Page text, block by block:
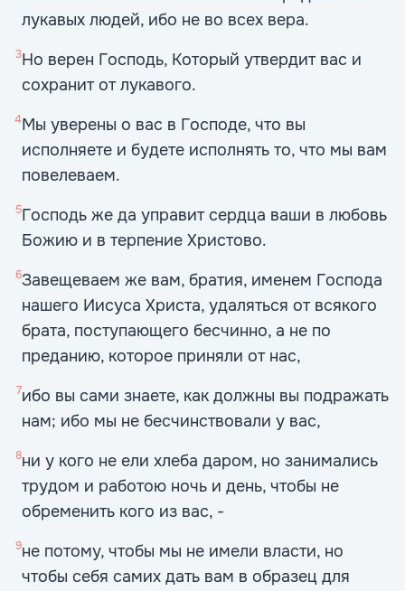
лукавых людей, ибо не во всех вера.
3Но верен Господь, Который утвердит вас и
сохранит от лукавого.
4Мы уверены о вас в Господе, что вы
исполняете и будете исполнять то, что мы вам
повелеваем.
5Господь же да управит сердца ваши в любовь
Божию и в терпение Христово.
6Завещеваем же вам, братия, именем Господа
нашего Иисуса Христа, удаляться от всякого
брата, поступающего бесчинно, а не по
преданию, которое приняли от нас,
7ибо вы сами знаете, как должны вы подражать
нам; ибо мы не бесчинствовали у вас,
8ни у кого не ели хлеба даром, но занимались
трудом и работою ночь и день, чтобы не
обременить кого из вас, -
9не потому, чтобы мы не имели власти, но
чтобы себя самих дать вам в образец для